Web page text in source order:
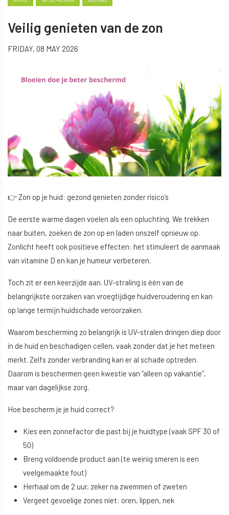
Veilig genieten van de zon
FRIDAY, 08 MAY 2026
👉 Zon op je huid: gezond genieten zonder risico’s
De eerste warme dagen voelen als een opluchting. We trekken
naar buiten, zoeken de zon op en laden onszelf opnieuw op.
Zonlicht heeft ook positieve effecten: het stimuleert de aanmaak
van vitamine D en kan je humeur verbeteren.
Toch zit er een keerzijde aan. UV-straling is één van de
belangrijkste oorzaken van vroegtijdige huidveroudering en kan
op lange termijn huidschade veroorzaken.
Waarom bescherming zo belangrijk is UV-stralen dringen diep door
in de huid en beschadigen cellen, vaak zonder dat je het meteen
merkt. Zelfs zonder verbranding kan er al schade optreden.
Daarom is beschermen geen kwestie van “alleen op vakantie”,
maar van dagelijkse zorg.
Hoe bescherm je je huid correct?
Kies een zonnefactor die past bij je huidtype (vaak SPF 30 of
50)
Breng voldoende product aan (te weinig smeren is een
veelgemaakte fout)
Herhaal om de 2 uur, zeker na zwemmen of zweten
Vergeet gevoelige zones niet: oren, lippen, nek